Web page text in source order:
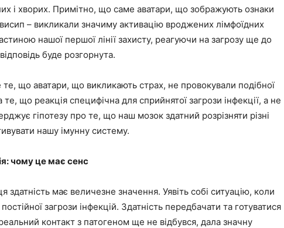
і хворих. Примітно, що саме аватари, що зображують ознаки
– викликали значиму активацію вроджених лімфоїдних
нашої першої лінії захисту, реагуючи на загрозу ще до
буде розгорнута.
що аватари, що викликають страх, не провокували подібної
те, що реакція специфічна для сприйнятої загрози інфекції, а не
гіпотезу про те, що наш мозок здатний розрізняти різні
нашу імунну систему.
чому це має сенс
здатність має величезне значення. Уявіть собі ситуацію, коли
загрози інфекцій. Здатність передбачати та готуватися
контакт з патогеном ще не відбувся, дала значну